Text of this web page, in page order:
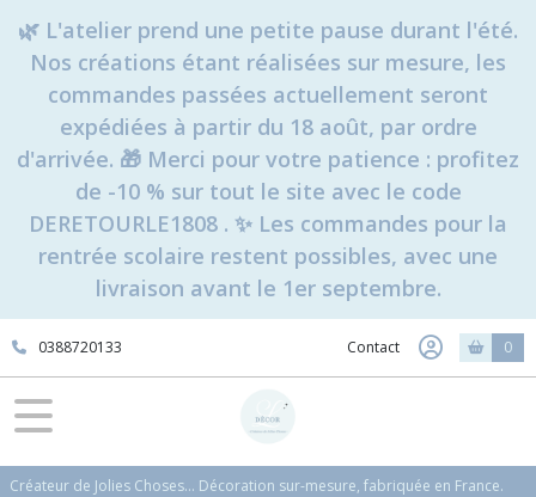
🌿 L'atelier prend une petite pause durant l'été.
Nos créations étant réalisées sur mesure, les
commandes passées actuellement seront
expédiées à partir du 18 août, par ordre
d'arrivée. 🎁 Merci pour votre patience : profitez
de -10 % sur tout le site avec le code
DERETOURLE1808 . ✨ Les commandes pour la
rentrée scolaire restent possibles, avec une
livraison avant le 1er septembre.
0388720133 Contact 0
Créateur de Jolies Choses... Décoration sur-mesure, fabriquée en France.